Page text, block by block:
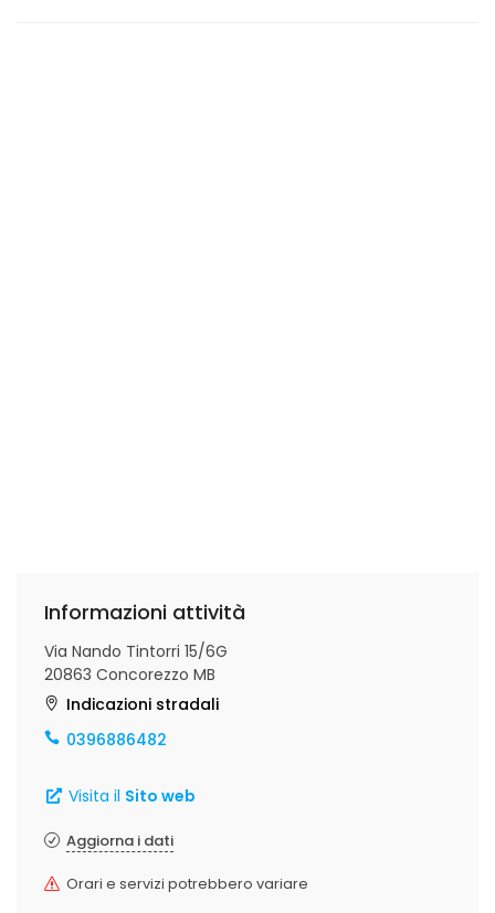
Informazioni attività
Via Nando Tintorri 15/6G
20863 Concorezzo MB
Indicazioni stradali
0396886482
Visita il Sito web
Aggiorna i dati
Orari e servizi potrebbero variare